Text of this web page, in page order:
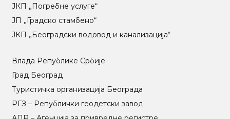
ЈКП „Погребне услуге“
ЈП „Градско стамбено“
ЈКП „Београдски водовод и канализација“
Влада Републике Србије
Град Београд
Туристичка организација Београда
РГЗ – Републички геодетски завод